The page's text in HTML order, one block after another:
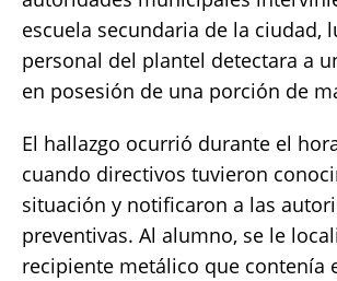
escuela secundaria de la ciudad,
personal del plantel detectara a
en posesión de una porción de
El hallazgo ocurrió durante el
cuando directivos tuvieron
situación y notificaron a las
preventivas. Al alumno, se le
recipiente metálico que contenía